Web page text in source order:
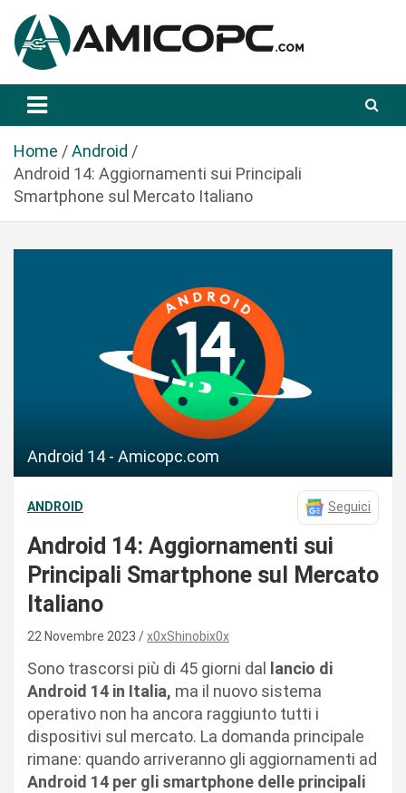
a
Amicopc.com
Home
Android
Android 14: Aggiornamenti sui Principali
Smartphone sul Mercato Italiano
Android 14 - Amicopc.com
ANDROID Seguici
Android 14: Aggiornamenti sui
Principali Smartphone sul Mercato
Italiano
22 Novembre 2023 x0xShinobix0x
Sono trascorsi più di 45 giorni dal lancio di
Android 14 in Italia, ma il nuovo sistema
operativo non ha ancora raggiunto tutti i
dispositivi sul mercato. La domanda principale
rimane: quando arriveranno gli aggiornamenti ad
Android 14 per gli smartphone delle principali